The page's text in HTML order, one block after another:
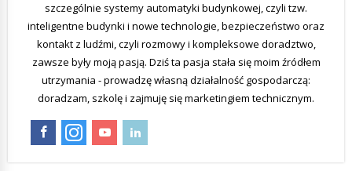
szczególnie systemy automatyki budynkowej, czyli tzw.
inteligentne budynki i nowe technologie, bezpieczeństwo oraz
kontakt z ludźmi, czyli rozmowy i kompleksowe doradztwo,
zawsze były moją pasją. Dziś ta pasja stała się moim źródłem
utrzymania - prowadzę własną działalność gospodarczą:
doradzam, szkolę i zajmuję się marketingiem technicznym.